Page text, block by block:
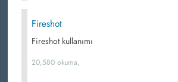
Fireshot
Fireshot kullanımı
20,580 okuma,